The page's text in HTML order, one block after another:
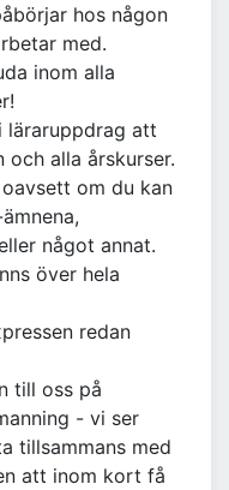
hos någon
med.
inom alla
läraruppdrag att
och alla årskurser.
om du kan
något annat.
över hela
redan
till oss på
- vi ser
tillsammans med
att inom kort få